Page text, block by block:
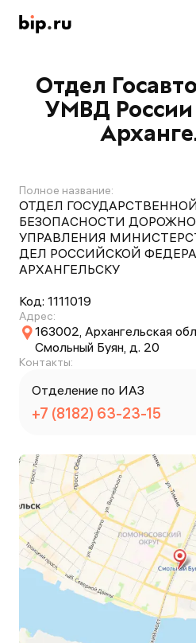
Отдел
УМВД
Полное название:
ОТДЕЛ
БЕЗОПАСНОСТИ
УПРАВЛЕНИЯ
ДЕЛ РОССИЙСКОЙ
АРХАНГЕЛЬСКУ
Код: 1111019
Адрес:
163002, Архангельская
Смольный Буян, д. 20
Контакты:
Отделение по ИАЗ
+7 (8182) 63-23-15